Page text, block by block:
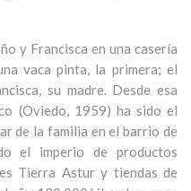
y Francisca en una casería
vaca pinta, la primera; el
su madre. Desde esa
(Oviedo, 1959) ha sido el
de la familia en el barrio de
el imperio de productos
Tierra Astur y tiendas de